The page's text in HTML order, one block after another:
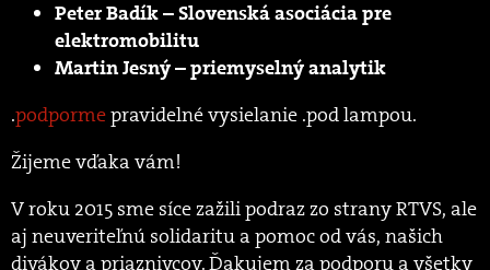
Peter Badík – Slovenská asociácia pre
elektromobilitu
Martin Jesný – priemyselný analytik
.podpormepravidelné vysielanie .pod lampou.
Žijeme vďaka vám!
V roku 2015 sme síce zažili podraz zo strany RTVS, ale
aj neuveriteľnú solidaritu a pomoc od vás, našich
divákov a priaznivcov. Ďakujem za podporu a všetky